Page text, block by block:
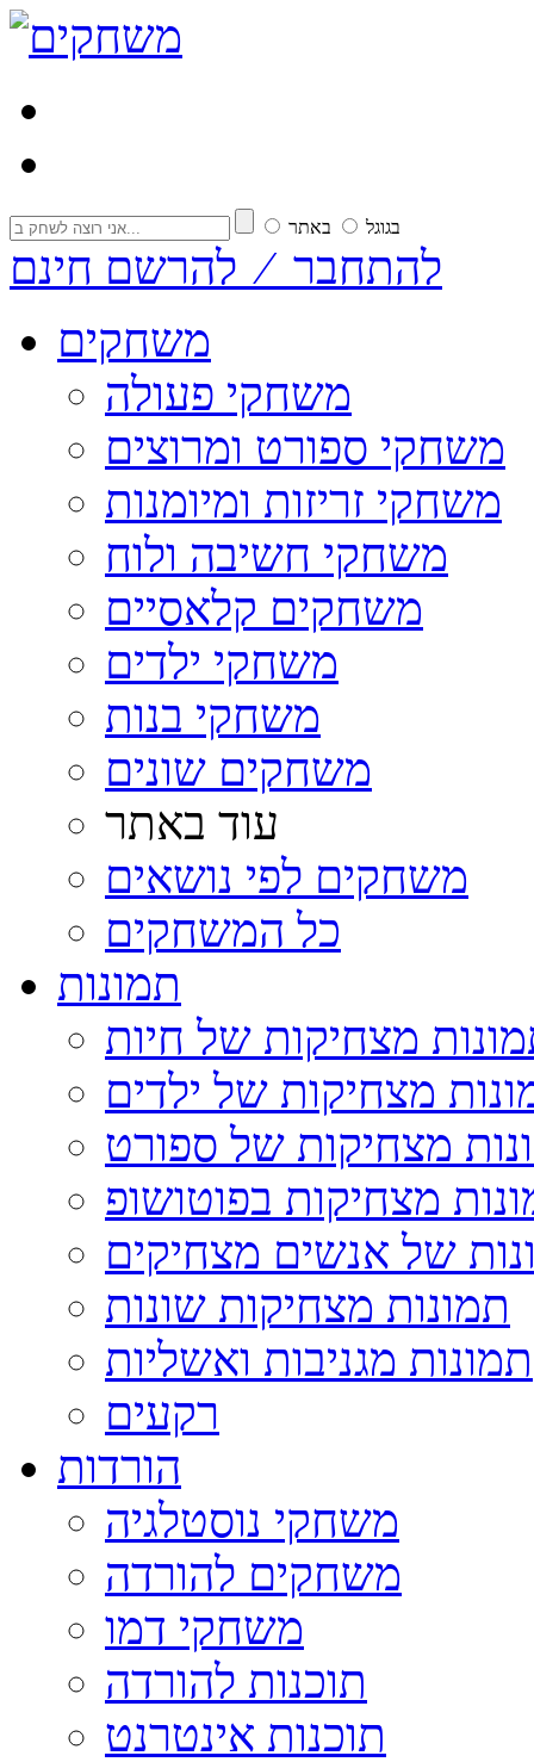
בגוגל באתר
להתחבר ⁄ להרשם חינם
משחקים
משחקי פעולה
משחקי ספורט ומרוצים
משחקי זריזות ומיומנות
משחקי חשיבה ולוח
משחקים קלאסיים
משחקי ילדים
משחקי בנות
משחקים שונים
עוד באתר
משחקים לפי נושאים
כל המשחקים
תמונות
מצחיקות של חיות
מצחיקות של ילדים
מצחיקות של ספורט
מצחיקות בפוטושופ
של אנשים מצחיקים
תמונות מצחיקות שונות
תמונות מגניבות ואשליות
רקעים
הורדות
משחקי נוסטלגיה
משחקים להורדה
משחקי דמו
תוכנות להורדה
תוכנות אינטרנט